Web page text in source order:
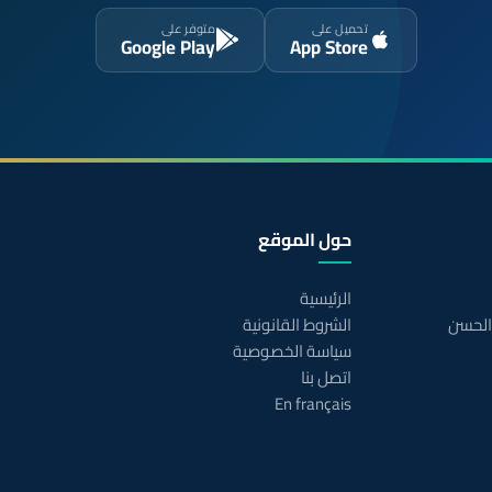
تحميل على
App Store
متوفر على
Google Play
حول الموقع
الرئيسية
الشروط القانونية
سياسة الخصوصية
اتصل بنا
En français